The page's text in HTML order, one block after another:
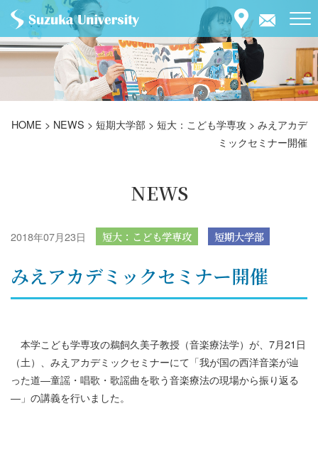
HOME > NEWS > 短期大学部 > 短大：こども学専攻 > みえアカデ
ミックセミナー開催
NEWS
2018年07月23日 短大：こども学専攻 短期大学部
みえアカデミックセミナー開催
本学こども学専攻の鵜飼久美子教授（音楽療法学）が、7月21日
（土）、みえアカデミックセミナーにて「我が国の西洋音楽が辿
った道―童謡・唱歌・歌謡曲を歌う音楽療法の現場から振り返る
―」の講義を行いました。